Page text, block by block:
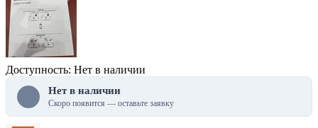
Доступность: Нет в наличии
Нет в наличии
Скоро появится — оставьте заявку